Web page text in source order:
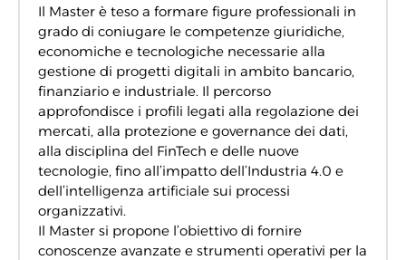
Il Master è teso a formare figure professionali in
grado di coniugare le competenze giuridiche,
economiche e tecnologiche necessarie alla
gestione di progetti digitali in ambito bancario,
finanziario e industriale. Il percorso
approfondisce i profili legati alla regolazione dei
mercati, alla protezione e governance dei dati,
alla disciplina del FinTech e delle nuove
tecnologie, fino all’impatto dell’Industria 4.0 e
dell’intelligenza artificiale sui processi
organizzativi.
Il Master si propone l’obiettivo di fornire
conoscenze avanzate e strumenti operativi per la